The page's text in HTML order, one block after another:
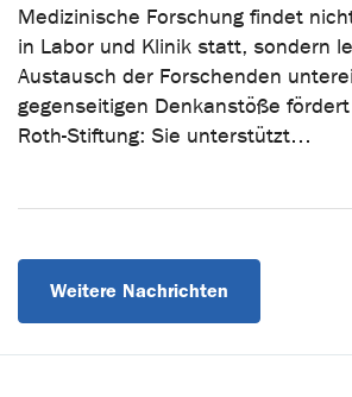
Medizinische Forschung findet
in Labor und Klinik statt, sondern
Austausch der Forschenden
gegenseitigen Denkanstöße
Roth-Stiftung: Sie unterstützt…
Weitere Nachrichten